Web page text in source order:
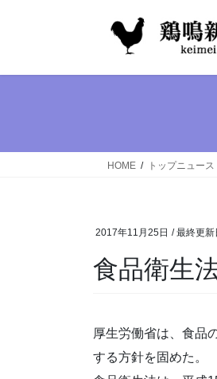
HOME トップニュース
2017年11月25日 / 最終更新
食品衛生
厚生労働省は、食品
する方針を固めた。